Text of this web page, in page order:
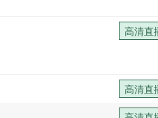
高清直
高清直